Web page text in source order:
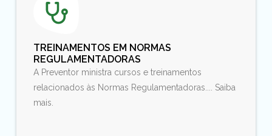
TREINAMENTOS EM NORMAS
REGULAMENTADORAS
A Preventor ministra cursos e treinamentos
relacionados às Normas Regulamentadoras.... Saiba
mais.